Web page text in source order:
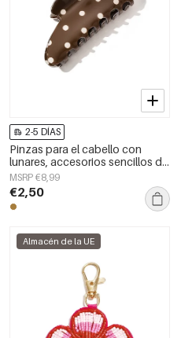
2-5 DÍAS
Pinzas para el cabello con
lunares, accesorios sencillos de
PVC para uso diario
MSRP €8,99
€2,50
Almacén de la UE